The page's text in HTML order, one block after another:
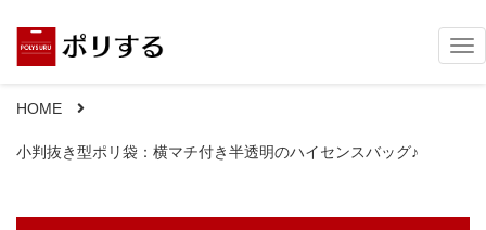
HOME
小判抜き型ポリ袋：横マチ付き半透明のハイセンスバッグ♪